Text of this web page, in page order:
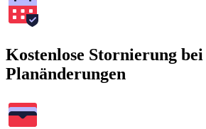
Kostenlose Stornierung bei
Planänderungen